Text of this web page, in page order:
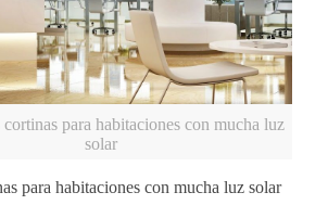
cortinas para habitaciones con mucha luz
solar
para habitaciones con mucha luz solar